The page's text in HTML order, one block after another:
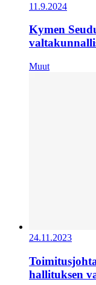
11.9.2024
Kymen
Muut
24.11.2023
hallituksen